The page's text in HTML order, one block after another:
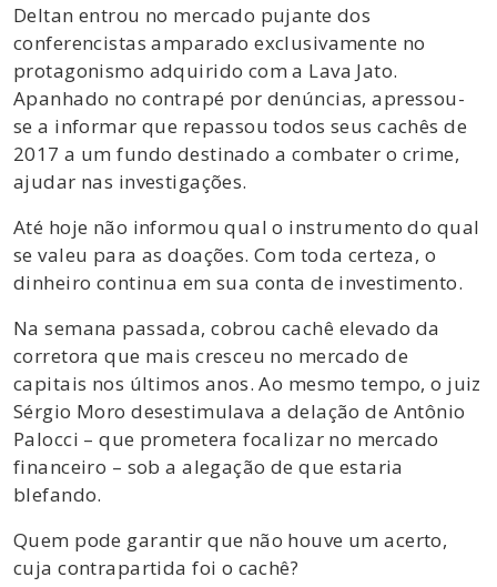
Deltan entrou no mercado pujante dos
conferencistas amparado exclusivamente no
protagonismo adquirido com a Lava Jato.
Apanhado no contrapé por denúncias, apressou-
se a informar que repassou todos seus cachês de
2017 a um fundo destinado a combater o crime,
ajudar nas investigações.
Até hoje não informou qual o instrumento do qual
se valeu para as doações. Com toda certeza, o
dinheiro continua em sua conta de investimento.
Na semana passada, cobrou cachê elevado da
corretora que mais cresceu no mercado de
capitais nos últimos anos. Ao mesmo tempo, o juiz
Sérgio Moro desestimulava a delação de Antônio
Palocci – que prometera focalizar no mercado
financeiro – sob a alegação de que estaria
blefando.
Quem pode garantir que não houve um acerto,
cuja contrapartida foi o cachê?